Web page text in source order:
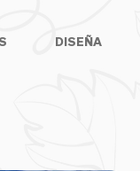
DISEÑA